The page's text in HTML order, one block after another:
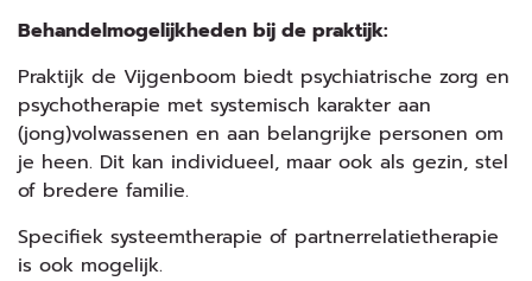
Behandelmogelijkheden bij de praktijk:
Praktijk de Vijgenboom biedt psychiatrische zorg en
psychotherapie met systemisch karakter aan
(jong)volwassenen en aan belangrijke personen om
je heen. Dit kan individueel, maar ook als gezin, stel
of bredere familie.
Specifiek systeemtherapie of partnerrelatietherapie
is ook mogelijk.